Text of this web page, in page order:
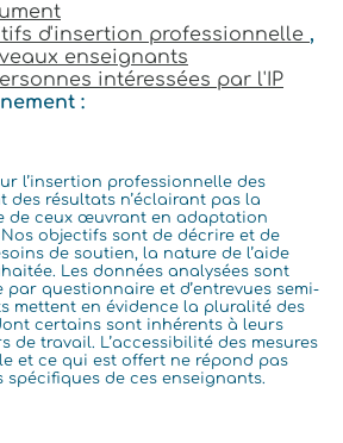
d'insertion professionnelle ,
enseignants
intéressées par l'IP
:
l’insertion professionnelle des
des résultats n’éclairant pas la
de ceux œuvrant en adaptation
objectifs sont de décrire et de
de soutien, la nature de l’aide
Les données analysées sont
par questionnaire et d’entrevues semi-
mettent en évidence la pluralité des
certains sont inhérents à leurs
de travail. L’accessibilité des mesures
et ce qui est offert ne répond pas
de ces enseignants.